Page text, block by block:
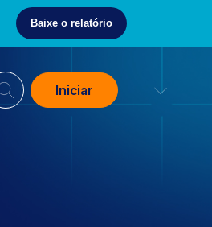
Baixe o relatório
Iniciar